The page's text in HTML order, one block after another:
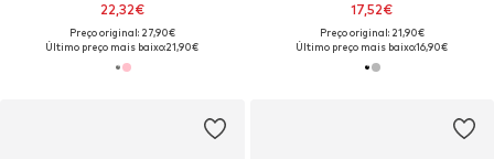
22,32€
Preço original: 27,90€
Último preço mais baixo:21,90€
17,52€
Preço original: 21,90€
Último preço mais baixo:16,90€